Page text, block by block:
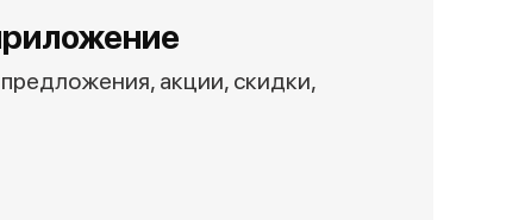
акции, скидки,